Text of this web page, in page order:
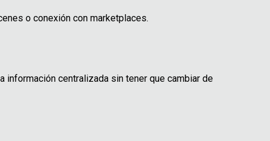
o conexión con marketplaces.
información centralizada sin tener que cambiar de